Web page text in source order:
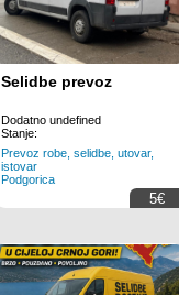
Selidbe prevoz
Dodatno undefined
Stanje:
Prevoz robe, selidbe, utovar,
istovar
Podgorica
5€